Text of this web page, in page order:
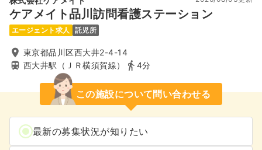
ケアメイト品川訪問看護ステーション
エージェント求人 託児所
東京都品川区西大井2-4-14
西大井駅（ＪＲ横須賀線）
4分
この施設について問い合わせる
最新の募集状況が知りたい